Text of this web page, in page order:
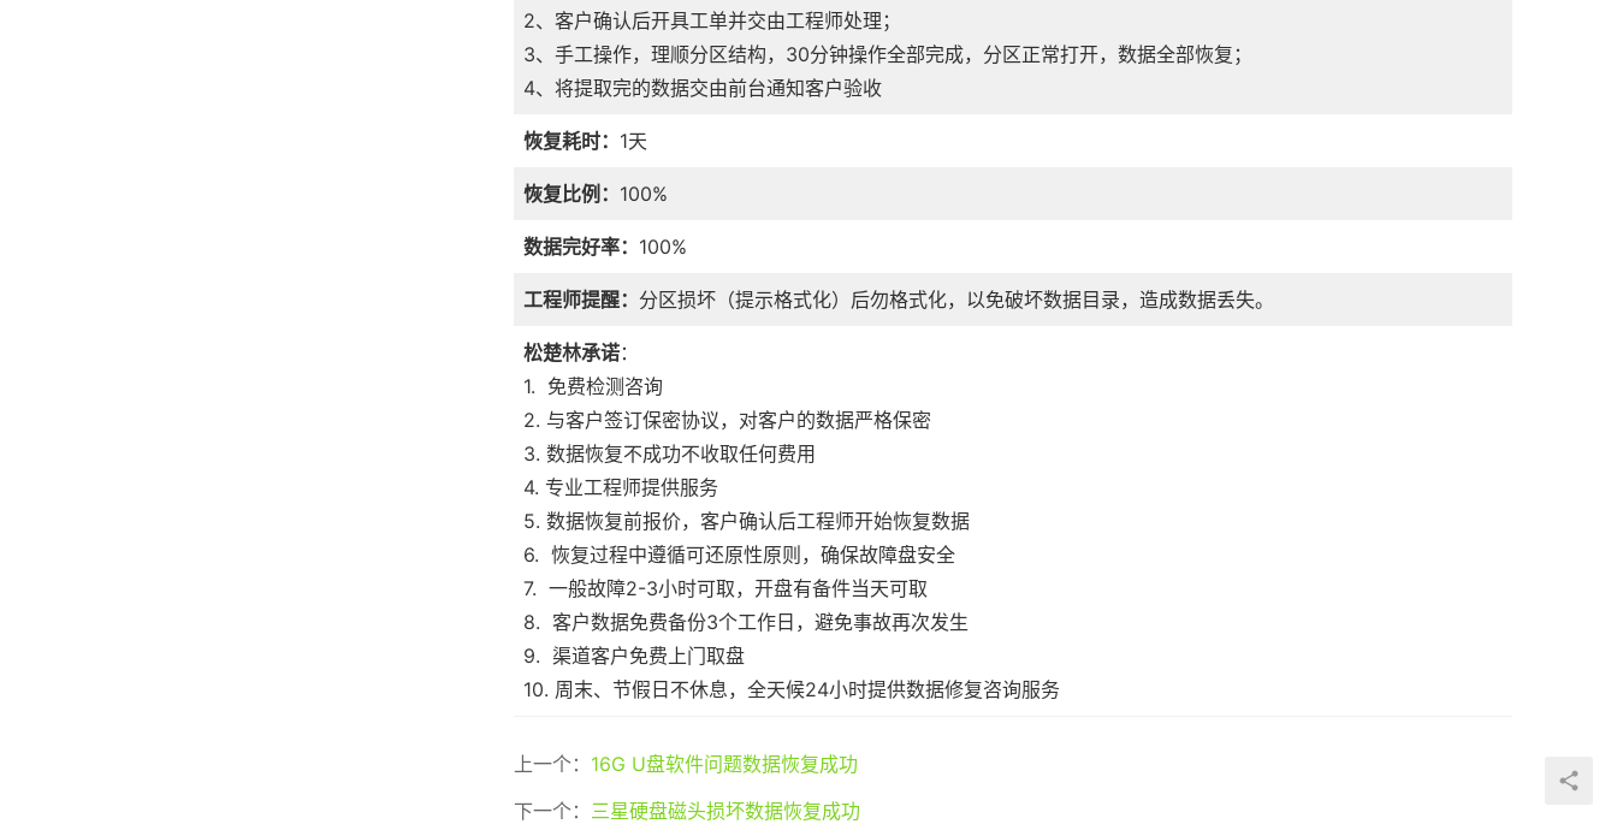
2、客户确认后开具工单并交由工程师处理；
3、手工操作，理顺分区结构，30分钟操作全部完成，分区正常打开，数据全部恢复；
4、将提取完的数据交由前台通知客户验收
恢复耗时： 1天
恢复比例： 100%
数据完好率： 100%
工程师提醒： 分区损坏（提示格式化）后勿格式化，以免破坏数据目录，造成数据丢失。
松楚林承诺：
1. 免费检测咨询
2. 与客户签订保密协议，对客户的数据严格保密
3. 数据恢复不成功不收取任何费用
4. 专业工程师提供服务
5. 数据恢复前报价，客户确认后工程师开始恢复数据
6. 恢复过程中遵循可还原性原则，确保故障盘安全
7. 一般故障2-3小时可取，开盘有备件当天可取
8. 客户数据免费备份3个工作日，避免事故再次发生
9. 渠道客户免费上门取盘
10. 周末、节假日不休息，全天候24小时提供数据修复咨询服务
上一个： 16G U盘软件问题数据恢复成功
下一个： 三星硬盘磁头损坏数据恢复成功